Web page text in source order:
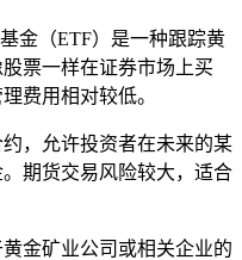
金（ETF）是一种跟踪黄
票一样在证券市场上买
费用相对较低。
，允许投资者在未来的某
期货交易风险较大，适合
金矿业公司或相关企业的